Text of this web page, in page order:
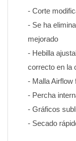
- Corte
- Se ha
mejorado
- Hebilla
correcto en la
- Malla Airflow
- Percha
- Gráficos
- Secado